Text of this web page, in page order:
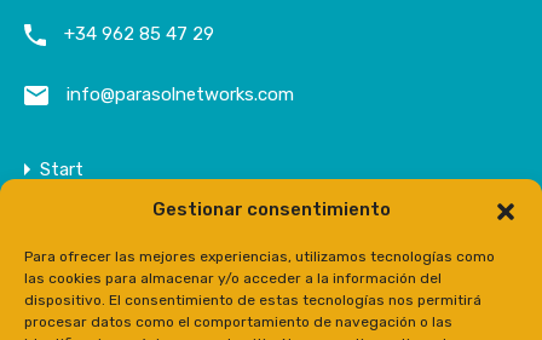
Gestionar consentimiento
Para ofrecer las mejores experiencias, utilizamos tecnologías como
las cookies para almacenar y/o acceder a la información del
dispositivo. El consentimiento de estas tecnologías nos permitirá
procesar datos como el comportamiento de navegación o las
+34 962 85 47 29
info@parasolnetworks.com
Start
Unternehmen
Anwesen
Kontakt